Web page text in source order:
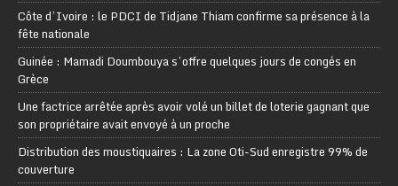
Côte d’Ivoire : le PDCI de Tidjane Thiam confirme sa présence à la
fête nationale
Guinée : Mamadi Doumbouya s’offre quelques jours de congés en
Grèce
Une factrice arrêtée après avoir volé un billet de loterie gagnant que
son propriétaire avait envoyé à un proche
Distribution des moustiquaires : La zone Oti-Sud enregistre 99% de
couverture